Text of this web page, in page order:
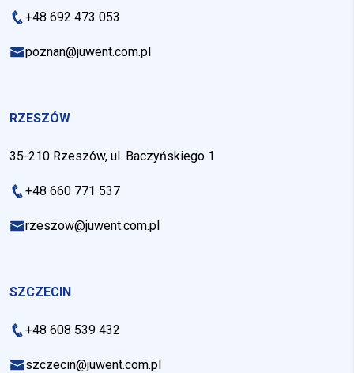
+48 692 473 053
poznan@juwent.com.pl
RZESZÓW
35-210 Rzeszów, ul. Baczyńskiego 1
+48 660 771 537
rzeszow@juwent.com.pl
SZCZECIN
+48 608 539 432
szczecin@juwent.com.pl